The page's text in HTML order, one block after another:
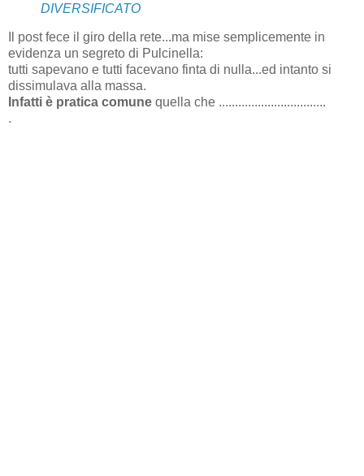
DIVERSIFICATO
Il post fece il giro della rete...ma mise semplicemente in
evidenza un segreto di Pulcinella:
tutti sapevano e tutti facevano finta di nulla...ed intanto si
dissimulava alla massa.
Infatti è pratica comune quella che .................................
.